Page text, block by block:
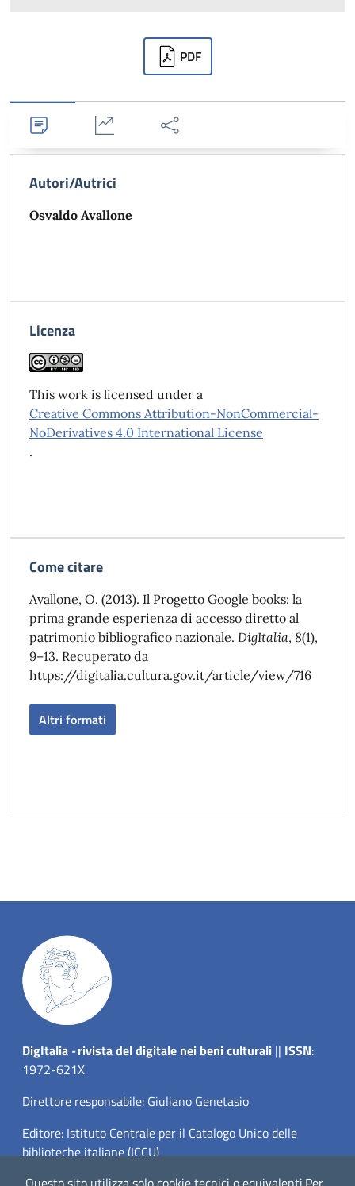
PDF
Dettagli Statistiche Condividi
Autori/Autrici
Osvaldo Avallone
Licenza
This work is licensed under a
Creative Commons Attribution-NonCommercial-
NoDerivatives 4.0 International License
.
Come citare
Avallone, O. (2013). Il Progetto Google books: la
prima grande esperienza di accesso diretto al
patrimonio bibliografico nazionale. DigItalia, 8(1),
9–13. Recuperato da
https://digitalia.cultura.gov.it/article/view/716
Altri formati
DigItalia -rivista del digitale nei beni culturali || ISSN:
1972-621X
Direttore responsabile: Giuliano Genetasio
Editore: Istituto Centrale per il Catalogo Unico delle
biblioteche italiane (ICCU)